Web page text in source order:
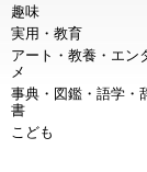
趣味
実用・教育
アート・教養・エン
メ
事典・図鑑・語学・
書
こども